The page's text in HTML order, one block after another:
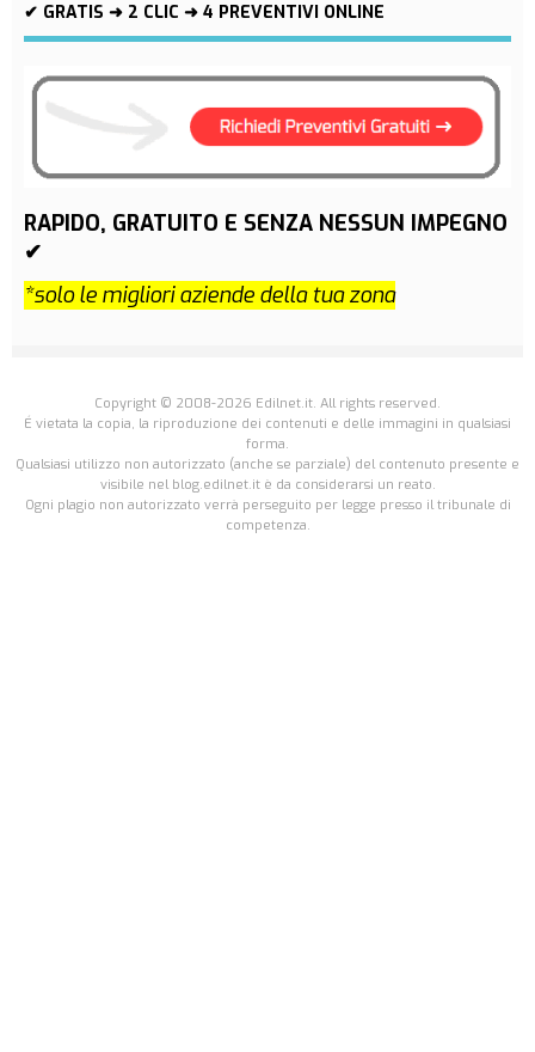
✔ GRATIS ➜ 2 CLIC ➜ 4 PREVENTIVI ONLINE
RAPIDO, GRATUITO E SENZA NESSUN IMPEGNO
✔
*solo le migliori aziende della tua zona
Copyright © 2008-2026 Edilnet.it. All rights reserved.
É vietata la copia, la riproduzione dei contenuti e delle immagini in qualsiasi
forma.
Qualsiasi utilizzo non autorizzato (anche se parziale) del contenuto presente e
visibile nel blog.edilnet.it è da considerarsi un reato.
Ogni plagio non autorizzato verrà perseguito per legge presso il tribunale di
competenza.